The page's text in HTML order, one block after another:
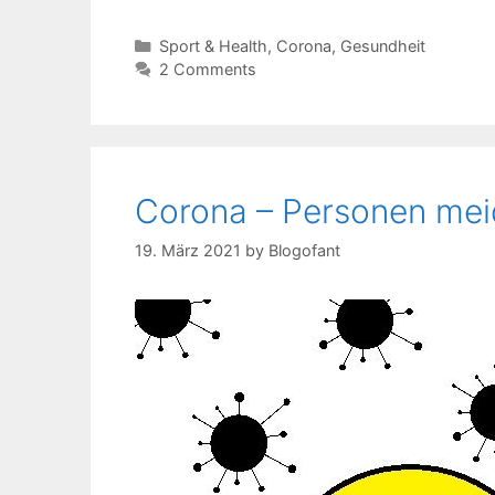
Kategorien
Sport & Health, Corona, Gesundheit
2 Comments
Corona – Personen
19. März 2021 by Blogofant